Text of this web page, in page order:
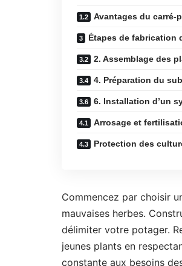
Avantages du carré-
Étapes de fabrication
2. Assemblage des
4. Préparation du
6. Installation d’un
Arrosage et
Protection des
Commencez par choisir
mauvaises herbes.
délimiter votre potager.
jeunes plants en
constante aux besoins